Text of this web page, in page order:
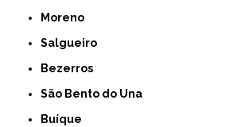
Moreno
Salgueiro
Bezerros
São Bento do Una
Buíque